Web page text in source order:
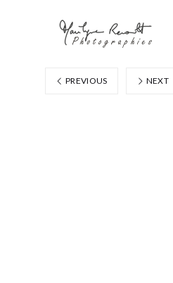
PREVIOUS NEXT